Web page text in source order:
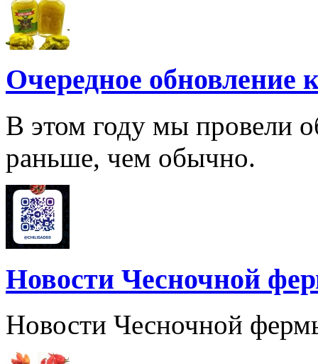
Очередное обновление
В этом году мы провели
раньше, чем обычно.
Новости Чесночной
Новости Чесночной